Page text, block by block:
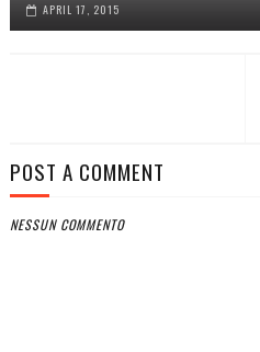
APRIL 17, 2015
POST A COMMENT
NESSUN COMMENTO